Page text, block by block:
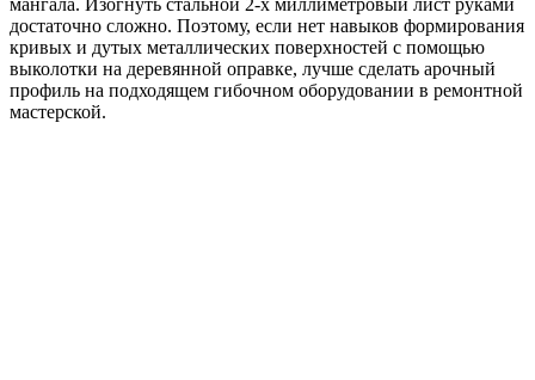
достаточно сложно. Поэтому, если нет навыков формирования
кривых и дутых металлических поверхностей с помощью
выколотки на деревянной оправке, лучше сделать арочный
профиль на подходящем гибочном оборудовании в ремонтной
мастерской.